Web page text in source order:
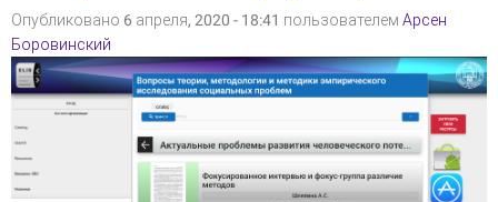
Опубликовано 6 апреля, 2020 - 18:41 пользователем Арсен
Боровинский